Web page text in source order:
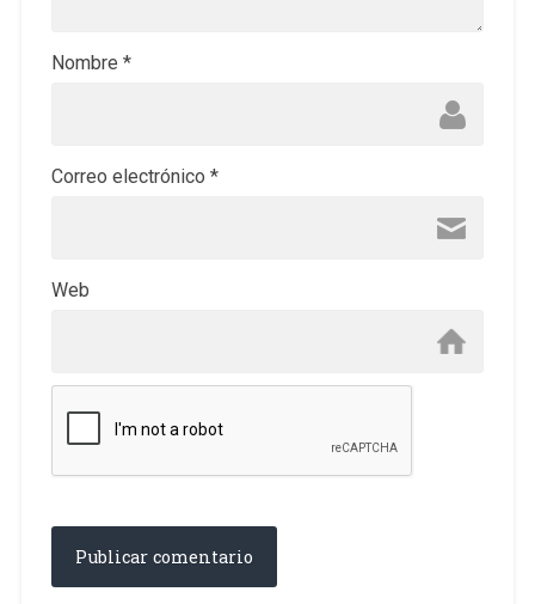
Nombre *
Correo electrónico *
Web